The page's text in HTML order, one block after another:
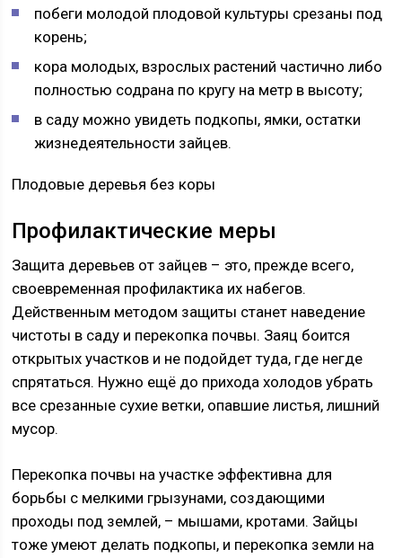
побеги молодой плодовой культуры срезаны под
корень;
кора молодых, взрослых растений частично либо
полностью содрана по кругу на метр в высоту;
в саду можно увидеть подкопы, ямки, остатки
жизнедеятельности зайцев.
Плодовые деревья без коры
Профилактические меры
Защита деревьев от зайцев – это, прежде всего,
своевременная профилактика их набегов.
Действенным методом защиты станет наведение
чистоты в саду и перекопка почвы. Заяц боится
открытых участков и не подойдет туда, где негде
спрятаться. Нужно ещё до прихода холодов убрать
все срезанные сухие ветки, опавшие листья, лишний
мусор.
Перекопка почвы на участке эффективна для
борьбы с мелкими грызунами, создающими
проходы под землей, – мышами, кротами. Зайцы
тоже умеют делать подкопы, и перекопка земли на